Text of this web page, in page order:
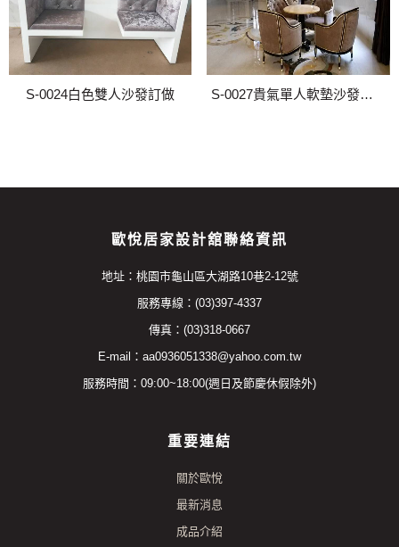
S-0024白色雙人沙發訂做 S-0027貴氣單人軟墊沙發製作
歐悅居家設計舘聯絡資訊
地址：桃園市龜山區大湖路10巷2-12號
服務專線：(03)397-4337
傳真：(03)318-0667
E-mail：aa0936051338@yahoo.com.tw
服務時間：09:00~18:00(週日及節慶休假除外)
重要連結
關於歐悅
最新消息
成品介紹